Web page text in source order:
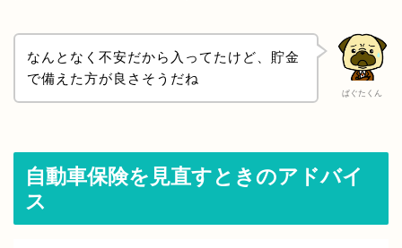
ぱぐたくん
なんとなく不安だから入ってたけど、貯金
で備えた方が良さそうだね
自動車保険を見直すときのアドバイ
ス